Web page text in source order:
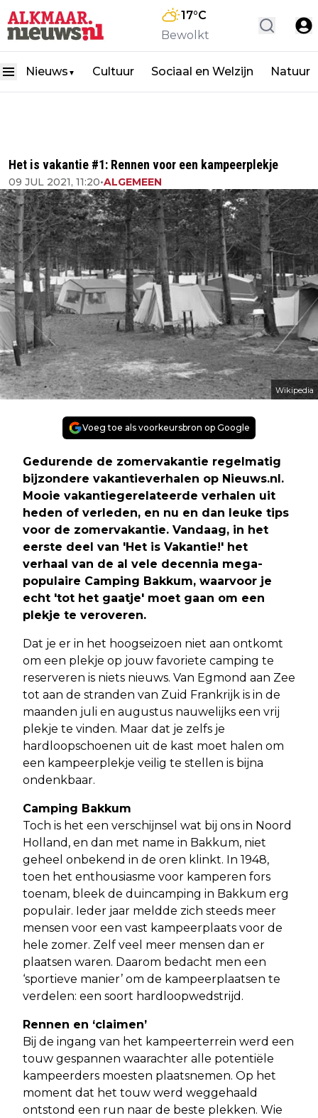
17°C
Bewolkt
Nieuws ▼ Cultuur Sociaal en Welzijn Natuur
Het is vakantie #1: Rennen voor een kampeerplekje
09 JUL 2021, 11:20•ALGEMEEN
Wikipedia
Voeg toe als voorkeursbron op Google
Gedurende de zomervakantie regelmatig
bijzondere vakantieverhalen op Nieuws.nl.
Mooie vakantiegerelateerde verhalen uit
heden of verleden, en nu en dan leuke tips
voor de zomervakantie. Vandaag, in het
eerste deel van 'Het is Vakantie!' het
verhaal van de al vele decennia mega-
populaire Camping Bakkum, waarvoor je
echt 'tot het gaatje' moet gaan om een
plekje te veroveren.
Dat je er in het hoogseizoen niet aan ontkomt
om een plekje op jouw favoriete camping te
reserveren is niets nieuws. Van Egmond aan Zee
tot aan de stranden van Zuid Frankrijk is in de
maanden juli en augustus nauwelijks een vrij
plekje te vinden. Maar dat je zelfs je
hardloopschoenen uit de kast moet halen om
een kampeerplekje veilig te stellen is bijna
ondenkbaar.
Camping Bakkum
Toch is het een verschijnsel wat bij ons in Noord
Holland, en dan met name in Bakkum, niet
geheel onbekend in de oren klinkt. In 1948,
toen het enthousiasme voor kamperen fors
toenam, bleek de duincamping in Bakkum erg
populair. Ieder jaar meldde zich steeds meer
mensen voor een vast kampeerplaats voor de
hele zomer. Zelf veel meer mensen dan er
plaatsen waren. Daarom bedacht men een
‘sportieve manier’ om de kampeerplaatsen te
verdelen: een soort hardloopwedstrijd.
Rennen en ‘claimen’
Bij de ingang van het kampeerterrein werd een
touw gespannen waarachter alle potentiële
kampeerders moesten plaatsnemen. Op het
moment dat het touw werd weggehaald
ontstond een run naar de beste plekken. Wie